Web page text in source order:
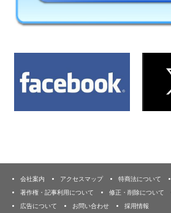
会社案内 アクセスマップ 特商法について
著作権・記事利用について
修正・削除について
広告について
お問い合わせ 採用情報